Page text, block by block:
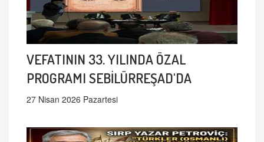
VEFATININ 33. YILINDA ÖZAL
PROGRAMI SEBİLÜRREŞAD'DA
27 Nisan 2026 Pazartesi